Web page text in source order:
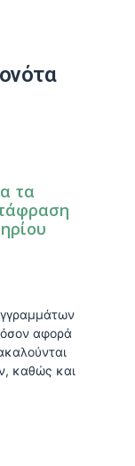
τα
αφορά
καθώς και